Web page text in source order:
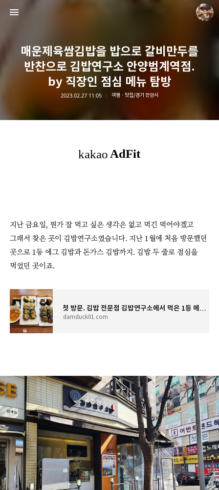
매운제육쌈김밥을 밥으로 갈비만두를
반찬으로 김밥연구소 안양범계역점.
by 직장인 점심 메뉴 탐방
2023.02.27 11:05 여행 · 맛집/경기 안양시
지난 금요일, 뭔가 잘 먹고 싶은 생각은 없고 먹긴 먹어야겠고
그래서 찾은 곳이 김밥연구소였습니다. 지난 1월에 처음 방문했던
곳으로 1등 에그 김밥과 돈가스 김밥까지. 김밥 두 줄로 점심을
먹었던 곳이죠.
첫 방문. 김밥 전문점 김밥연구소에서 먹은 1등 에그 김밥과 돈가스 김밥. by 직장인 점심 메뉴 탐
damduck01.com
담덕.